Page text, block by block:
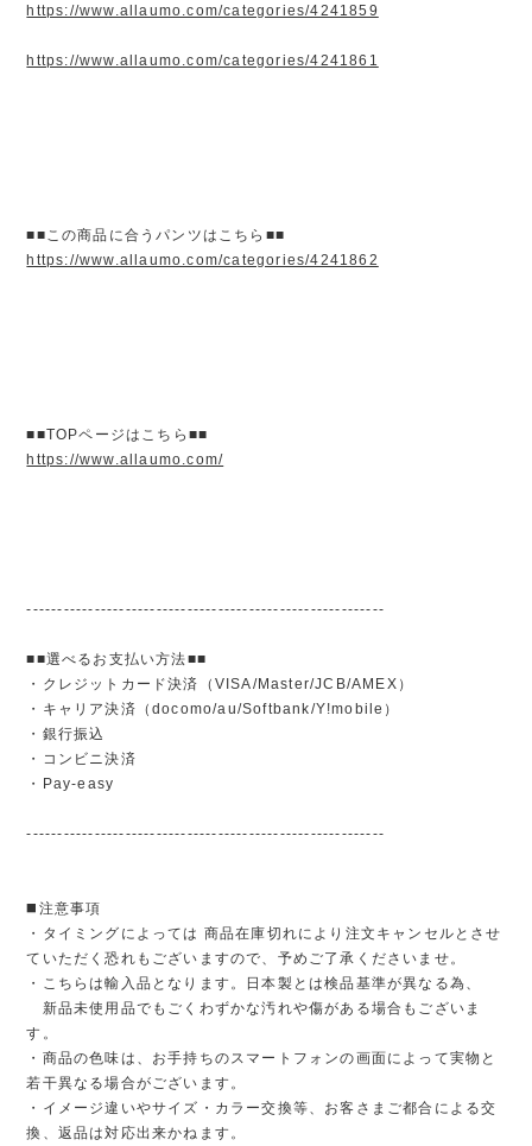
https://www.allaumo.com/categories/4241859
https://www.allaumo.com/categories/4241861
■■この商品に合うパンツはこちら■■
https://www.allaumo.com/categories/4241862
■■TOPページはこちら■■
https://www.allaumo.com/
----------------------------------------------------------
■■選べるお支払い方法■■
・クレジットカード決済（VISA/Master/JCB/AMEX）
・キャリア決済（docomo/au/Softbank/Y!mobile）
・銀行振込
・コンビニ決済
・Pay-easy
----------------------------------------------------------
◼️注意事項
・タイミングによっては 商品在庫切れにより注文キャンセルとさせ
ていただく恐れもございますので、予めご了承くださいませ。
・こちらは輸入品となります。日本製とは検品基準が異なる為、
新品未使用品でもごくわずかな汚れや傷がある場合もございま
す。
・商品の色味は、お手持ちのスマートフォンの画面によって実物と
若干異なる場合がございます。
・イメージ違いやサイズ・カラー交換等、お客さまご都合による交
換、返品は対応出来かねます。